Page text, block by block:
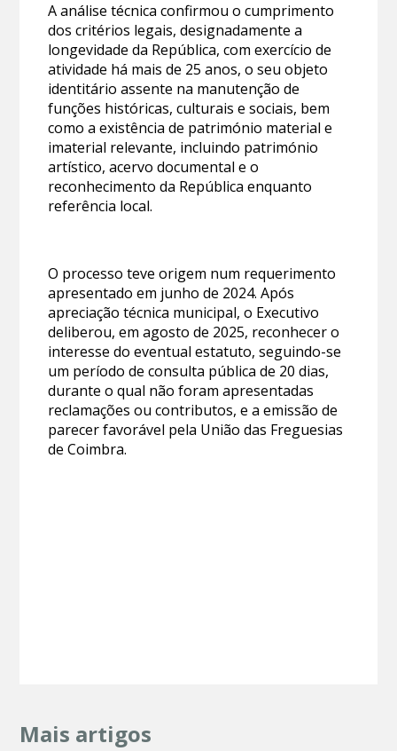
A análise técnica confirmou o cumprimento
dos critérios legais, designadamente a
longevidade da República, com exercício de
atividade há mais de 25 anos, o seu objeto
identitário assente na manutenção de
funções históricas, culturais e sociais, bem
como a existência de património material e
imaterial relevante, incluindo património
artístico, acervo documental e o
reconhecimento da República enquanto
referência local.
O processo teve origem num requerimento
apresentado em junho de 2024. Após
apreciação técnica municipal, o Executivo
deliberou, em agosto de 2025, reconhecer o
interesse do eventual estatuto, seguindo-se
um período de consulta pública de 20 dias,
durante o qual não foram apresentadas
reclamações ou contributos, e a emissão de
parecer favorável pela União das Freguesias
de Coimbra.
Mais artigos